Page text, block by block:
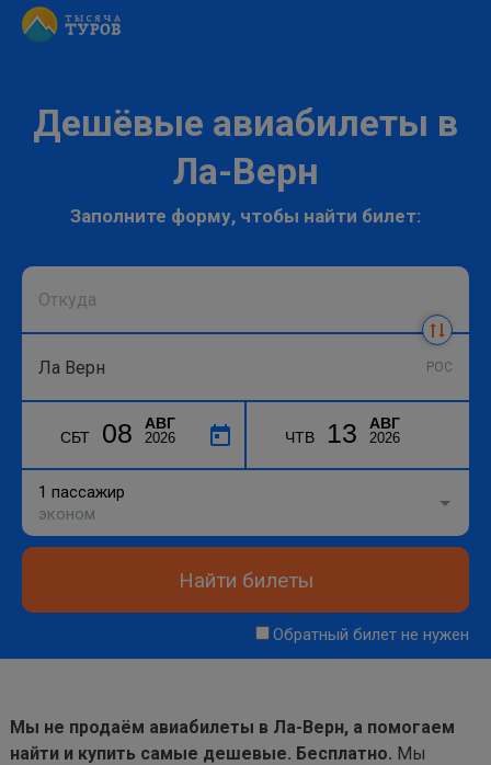
Дешёвые авиабилеты в
Ла-Верн
Заполните форму, чтобы найти билет:
POC
СБТ 08 АВГ
2026 ЧТВ 13 АВГ
2026
1 пассажир
эконом
Найти билеты
Обратный билет не нужен
Мы не продаём авиабилеты в Ла-Верн, а помогаем
найти и купить самые дешевые. Бесплатно. Мы